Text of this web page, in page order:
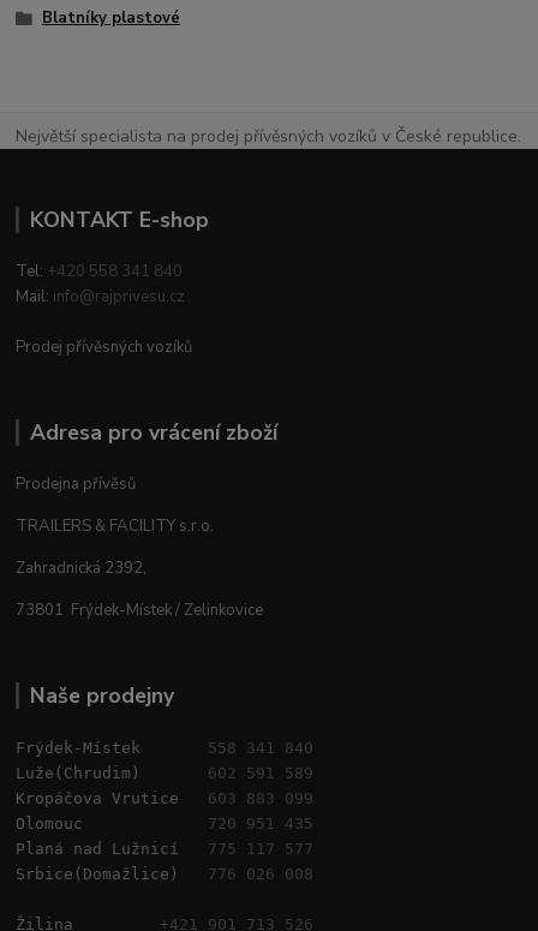
Blatníky plastové
Největší specialista na prodej přívěsných vozíků v České republice.
KONTAKT E-shop
Tel: +420 558 341 840
Mail: info@rajprivesu.cz
Prodej přívěsných vozíků
Adresa pro vrácení zboží
Prodejna přívěsů
TRAILERS & FACILITY s.r.o.
Zahradnická 2392,
73801 Frýdek-Místek / Zelinkovice
Naše prodejny
Frýdek-Místek 558 341 840
Luže(Chrudim) 602 591 589
Kropáčova Vrutice 603 883 099
Olomouc 720 951 435
Planá nad Lužnicí 775 117 577
Srbice(Domažlice) 776 026 008
Žilina +421 901 713 526